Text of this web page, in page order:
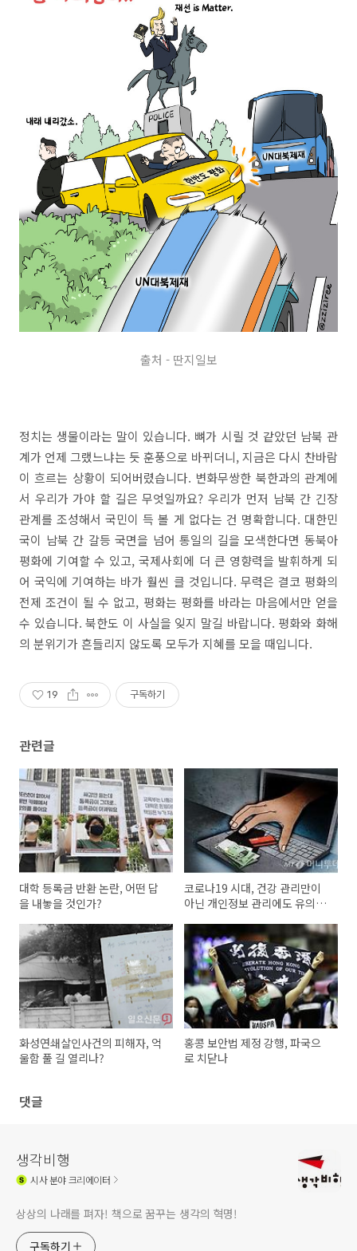
출처 - 딴지일보
정치는 생물이라는 말이 있습니다. 뼈가 시릴 것 같았던 남북 관
계가 언제 그랬느냐는 듯 훈풍으로 바뀌더니, 지금은 다시 찬바람
이 흐르는 상황이 되어버렸습니다. 변화무쌍한 북한과의 관계에
서 우리가 가야 할 길은 무엇일까요? 우리가 먼저 남북 간 긴장
관계를 조성해서 국민이 득 볼 게 없다는 건 명확합니다. 대한민
국이 남북 간 갈등 국면을 넘어 통일의 길을 모색한다면 동북아
평화에 기여할 수 있고, 국제사회에 더 큰 영향력을 발휘하게 되
어 국익에 기여하는 바가 훨씬 클 것입니다. 무력은 결코 평화의
전제 조건이 될 수 없고, 평화는 평화를 바라는 마음에서만 얻을
수 있습니다. 북한도 이 사실을 잊지 말길 바랍니다. 평화와 화해
의 분위기가 흔들리지 않도록 모두가 지혜를 모을 때입니다.
19 구독하기
관련글
대학 등록금 반환 논란, 어떤 답
을 내놓을 것인가?
코로나19 시대, 건강 관리만이
아닌 개인정보 관리에도 유의해
화성연쇄살인사건의 피해자, 억
울함 풀 길 열리나?
홍콩 보안법 제정 강행, 파국으
로 치닫나
댓글
생각비행
시사분야 크리에이터
상상의 나래를 펴자! 책으로 꿈꾸는 생각의 혁명!
구독하기